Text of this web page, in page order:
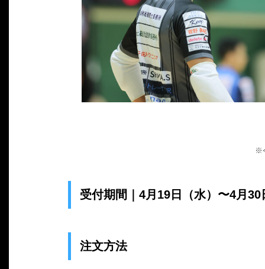
※
受付期間｜4月19日（水）〜4月30
注文方法